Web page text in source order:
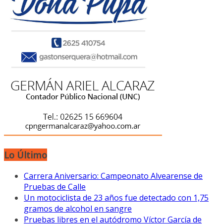
Lo Último
Carrera Aniversario: Campeonato Alvearense de
Pruebas de Calle
Un motociclista de 23 años fue detectado con 1,75
gramos de alcohol en sangre
Pruebas libres en el autódromo Víctor García de